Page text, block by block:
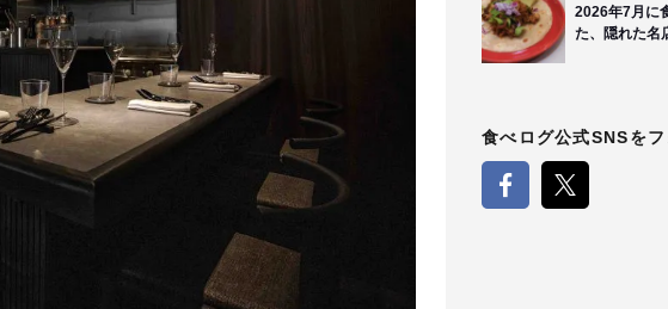
2026年7月に
た、隠れた名
食べログ公式SNSを